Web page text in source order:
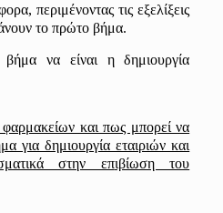
περιμένοντας τιςεξελίξεις
το πρώτο βήμα.
βήμα να είναι ηδημιουργία
φαρμακείων και πως μπορεί να
μα για δημιουργία εταιριών και
στην επιβίωση του